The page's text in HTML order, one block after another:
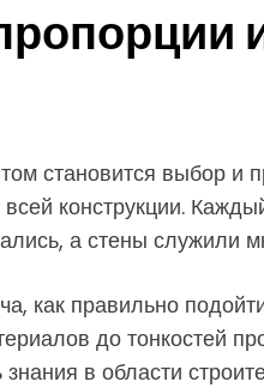
становится выбор и
конструкции.
а стены служили
как правильно
до тонкостей
в области